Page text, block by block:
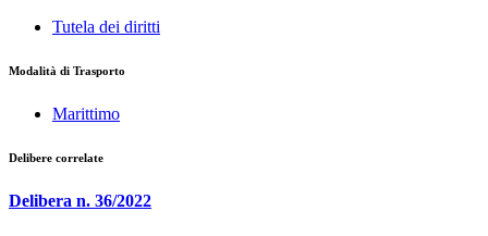
Tutela dei diritti
Modalità di Trasporto
Marittimo
Delibere correlate
Delibera n. 36/2022